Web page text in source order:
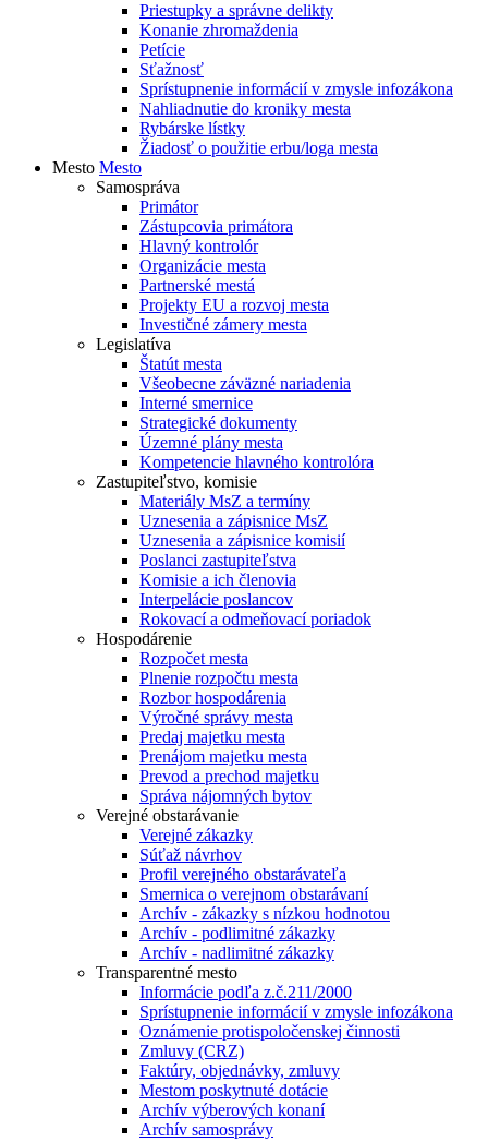
Priestupky a správne delikty
Konanie zhromaždenia
Petície
Sťažnosť
Sprístupnenie informácií v zmysle infozákona
Nahliadnutie do kroniky mesta
Rybárske lístky
Žiadosť o použitie erbu/loga mesta
Mesto Mesto
Samospráva
Primátor
Zástupcovia primátora
Hlavný kontrolór
Organizácie mesta
Partnerské mestá
Projekty EU a rozvoj mesta
Investičné zámery mesta
Legislatíva
Štatút mesta
Všeobecne záväzné nariadenia
Interné smernice
Strategické dokumenty
Územné plány mesta
Kompetencie hlavného kontrolóra
Zastupiteľstvo, komisie
Materiály MsZ a termíny
Uznesenia a zápisnice MsZ
Uznesenia a zápisnice komisií
Poslanci zastupiteľstva
Komisie a ich členovia
Interpelácie poslancov
Rokovací a odmeňovací poriadok
Hospodárenie
Rozpočet mesta
Plnenie rozpočtu mesta
Rozbor hospodárenia
Výročné správy mesta
Predaj majetku mesta
Prenájom majetku mesta
Prevod a prechod majetku
Správa nájomných bytov
Verejné obstarávanie
Verejné zákazky
Súťaž návrhov
Profil verejného obstarávateľa
Smernica o verejnom obstarávaní
Archív - zákazky s nízkou hodnotou
Archív - podlimitné zákazky
Archív - nadlimitné zákazky
Transparentné mesto
Informácie podľa z.č.211/2000
Sprístupnenie informácií v zmysle infozákona
Oznámenie protispoločenskej činnosti
Zmluvy (CRZ)
Faktúry, objednávky, zmluvy
Mestom poskytnuté dotácie
Archív výberových konaní
Archív samosprávy